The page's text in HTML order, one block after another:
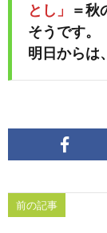
とし」
＝秋
そうです。
明日からは
前の記事